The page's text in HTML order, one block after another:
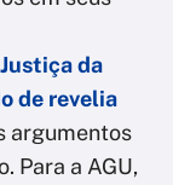
da
de revelia
argumentos
Para a AGU,